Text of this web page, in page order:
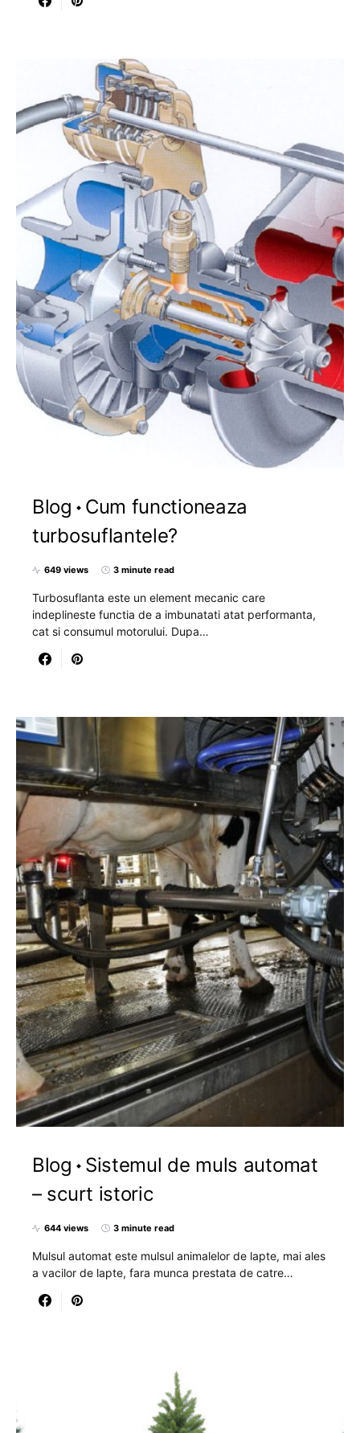
Blog
Cum functioneaza
turbosuflantele?
649 views 3 minute read
Turbosuflanta este un element mecanic care
indeplineste functia de a imbunatati atat performanta,
cat si consumul motorului. Dupa…
Blog
Sistemul de muls automat
– scurt istoric
644 views 3 minute read
Mulsul automat este mulsul animalelor de lapte, mai ales
a vacilor de lapte, fara munca prestata de catre…